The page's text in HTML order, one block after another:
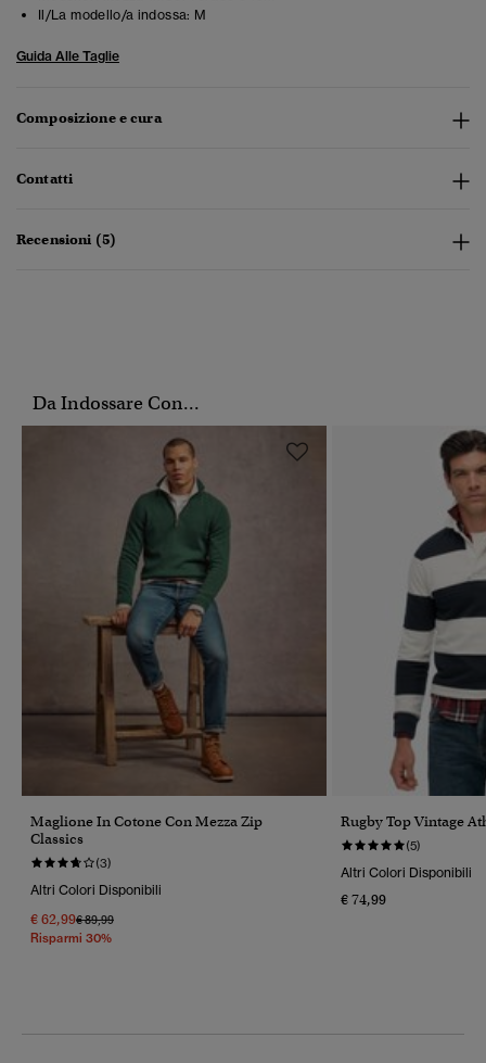
Il/La modello/a indossa: M
Guida Alle Taglie
Composizione e cura
Contatti
Recensioni (5)
Da Indossare Con...
Maglione In Cotone Con Mezza Zip
Classics
(3)
Altri Colori Disponibili
€ 62,99Prezzo Ridotto Da
€ 89,99A
Risparmi 30%
Rugby Top Vintage
(5)
Altri Colori Disponibili
€ 74,99